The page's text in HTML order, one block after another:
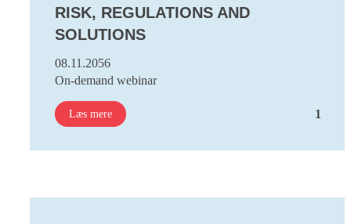
1
RISK, REGULATIONS AND
SOLUTIONS
08.11.2056
On-demand webinar
Læs mere